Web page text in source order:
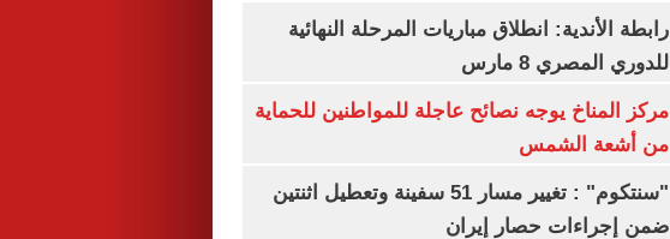
رابطة الأندية: انطلاق مباريات المرحلة النهائية
للدوري المصري 8 مارس
مركز المناخ يوجه نصائح عاجلة للمواطنين للحماية
من أشعة الشمس
"سنتكوم" : تغيير مسار 51 سفينة وتعطيل اثنتين
ضمن إجراءات حصار إيران